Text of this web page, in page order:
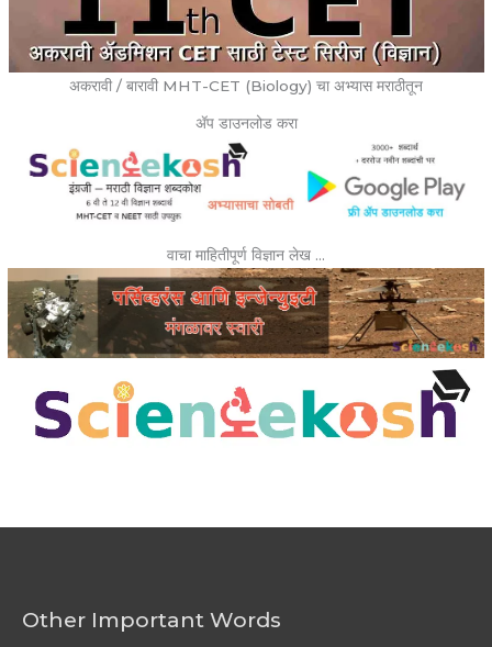
अकरावी / बारावी MHT-CET (Biology) चा अभ्यास मराठीतून
ॲप डाउनलोड करा
वाचा माहितीपूर्ण विज्ञान लेख …
Other Important Words